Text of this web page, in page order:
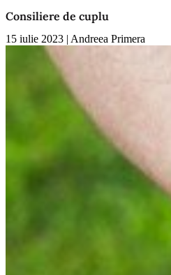
Consiliere de cuplu
15 iulie 2023 | Andreea Primera